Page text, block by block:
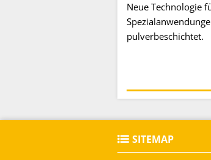
Neue Technologie
pulverbeschichtet.
SITEMAP